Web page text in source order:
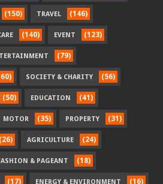
(150) TRAVEL (146)
(140) EVENT (123)
(79)
SOCIETY & CHARITY (56)
(50) EDUCATION (41)
MOTOR (35) PROPERTY (31)
(26) AGRICULTURE (24)
& PAGEANT (18)
(17) ENERGY & ENVIRONMENT (16)